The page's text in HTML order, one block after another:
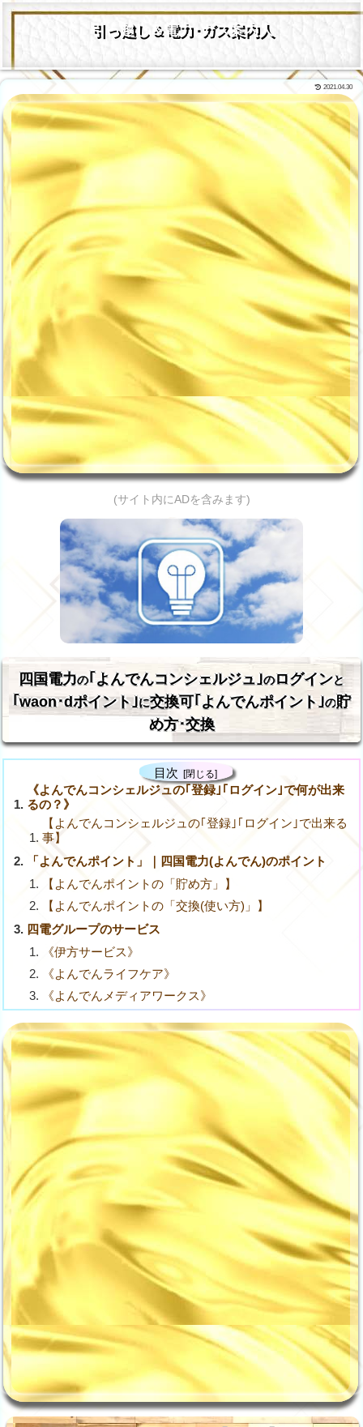
引っ越し＆電力･ガス案内人
2021.04.30
(サイト内にADを含みます)
四国電力の｢よんでんコンシェルジュ｣のログインと
｢waon･dポイント｣に交換可｢よんでんポイント｣の貯
め方･交換
目次
《よんでんコンシェルジュの｢登録｣｢ログイン｣で何が出来
るの？》
【よんでんコンシェルジュの｢登録｣｢ログイン｣で出来る
事】
「よんでんポイント」｜四国電力(よんでん)のポイント
【よんでんポイントの「貯め方」】
【よんでんポイントの「交換(使い方)」】
四電グループのサービス
《伊方サービス》
《よんでんライフケア》
《よんでんメディアワークス》